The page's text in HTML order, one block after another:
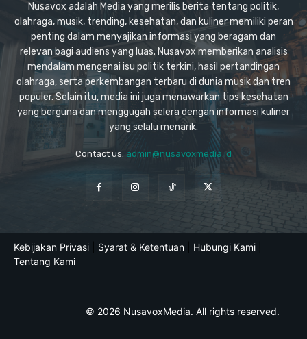
Nusavox adalah Media yang merilis berita tentang politik,
olahraga, musik, trending, kesehatan, dan kuliner memiliki peran
penting dalam menyajikan informasi yang beragam dan
relevan bagi audiens yang luas. Nusavox memberikan analisis
mendalam mengenai isu politik terkini, hasil pertandingan
olahraga, serta perkembangan terbaru di dunia musik dan tren
populer. Selain itu, media ini juga menawarkan tips kesehatan
yang berguna dan menggugah selera dengan informasi kuliner
yang selalu menarik.
Contact us: admin@nusavoxmedia.id
Kebijakan Privasi Syarat & Ketentuan Hubungi Kami
Tentang Kami
© 2026 NusavoxMedia. All rights reserved.